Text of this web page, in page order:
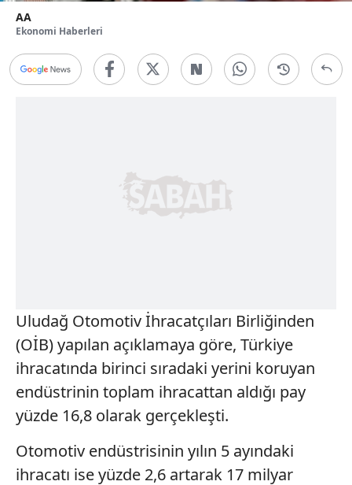
AA
Ekonomi Haberleri
Uludağ Otomotiv İhracatçıları Birliğinden
(OİB) yapılan açıklamaya göre, Türkiye
ihracatında birinci sıradaki yerini koruyan
endüstrinin toplam ihracattan aldığı pay
yüzde 16,8 olarak gerçekleşti.
Otomotiv endüstrisinin yılın 5 ayındaki
ihracatı ise yüzde 2,6 artarak 17 milyar